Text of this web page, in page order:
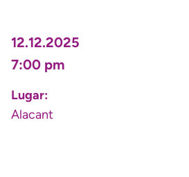
12.12.2025
7:00 pm
Lugar:
Alacant